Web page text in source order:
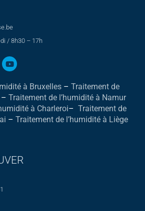
/ 8h30 – 17h
à Bruxelles – Traitement de
– Traitement de l’humidité à Namur
à Charleroi– Traitement de
– Traitement de l’humidité à Liège